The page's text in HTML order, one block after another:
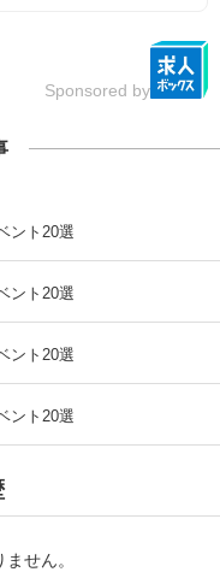
Sponsored by
ント20選
ント20選
ント20選
ント20選
せん。